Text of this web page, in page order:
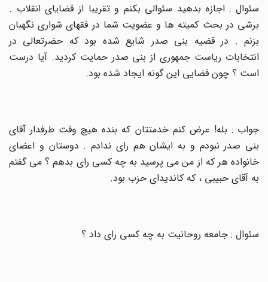
سئوال : اجازه بدهید سئوالی بکنم و تقریبا از قضایای انقلاب .
برشی در بحث کمیته ها و عضویت شما در فقهای شواری نگهبان
بزنم . در قضیه بنی صدر شایع شده بود که حضرتعالی در
انتخابات ریاست جمهوری از بنی صدر حمایت کردید. آیا درست
است ؟ چون فضایی این گونه ایجاد شده بود.
جواب : بله! عرض کنم خدمتتان که بنده هیچ وقت طرفدار آقای
بنی صدر نبودم و به ایشان هم رای ندادم . دوستان و اعضای
خانواده هر که از من می پرسید به چه کسی رای بدهم ؟ می گفتم
به آقای حبیبی ، که کاندیدای حزب بود.
سئوال : جامعه روحانیت به چه کسی رای داد ؟